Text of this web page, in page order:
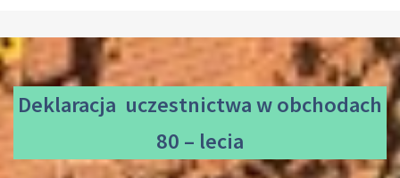
Deklaracja uczestnictwaw obchodach
80 – lecia